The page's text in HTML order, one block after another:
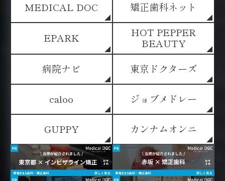
MEDICAL DOC 矯正歯科ネット
EPARK
HOT PEPPER
BEAUTY
病院ナビ 東京ドクターズ
caloo ジョブメドレー
GUPPY カンナムオンニ